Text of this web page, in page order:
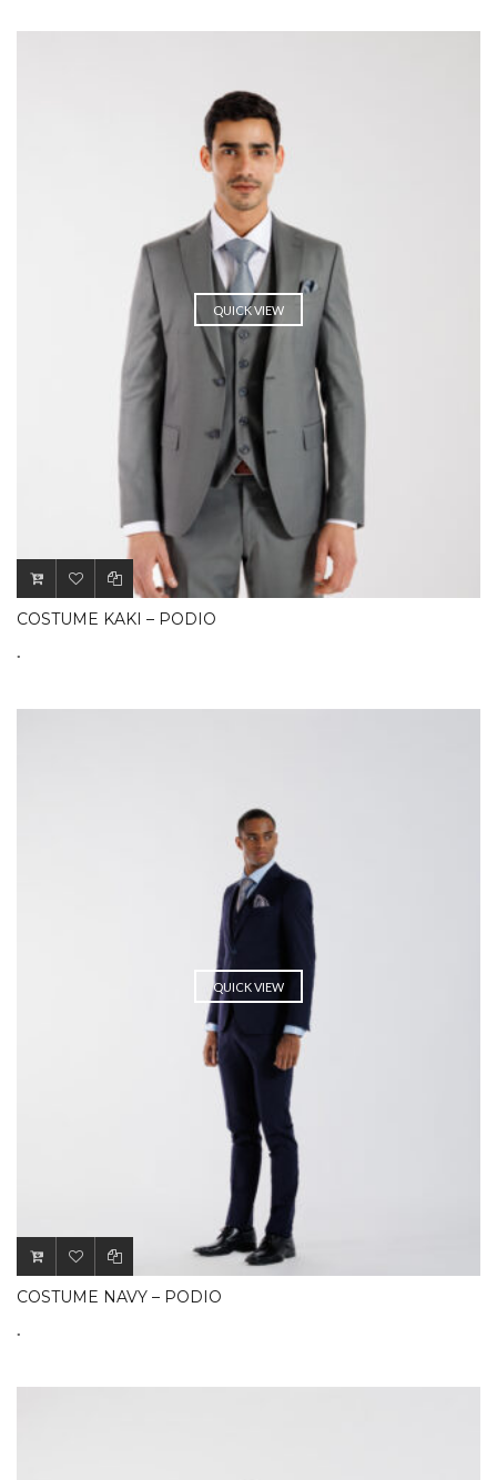
QUICK VIEW
COSTUME KAKI – PODIO
.
QUICK VIEW
COSTUME NAVY – PODIO